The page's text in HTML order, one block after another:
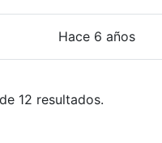
Hace 6 años
12 resultados.